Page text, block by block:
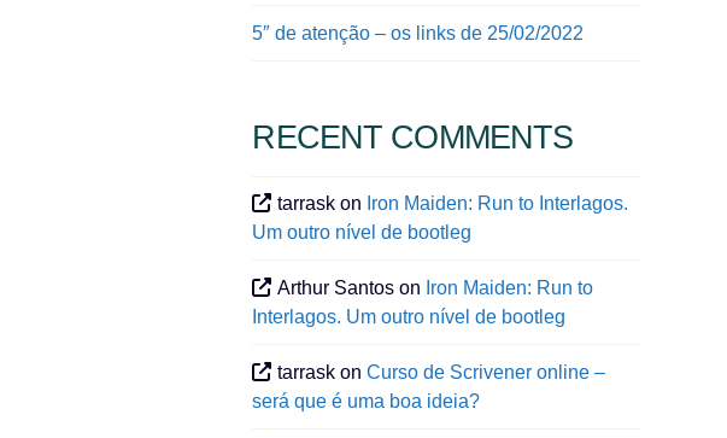
5″ de atenção – os links de 25/02/2022
RECENT COMMENTS
tarrask on Iron Maiden: Run to Interlagos.
Um outro nível de bootleg
Arthur Santos on Iron Maiden: Run to
Interlagos. Um outro nível de bootleg
tarrask onCurso de Scrivener online –
será que é uma boa ideia?